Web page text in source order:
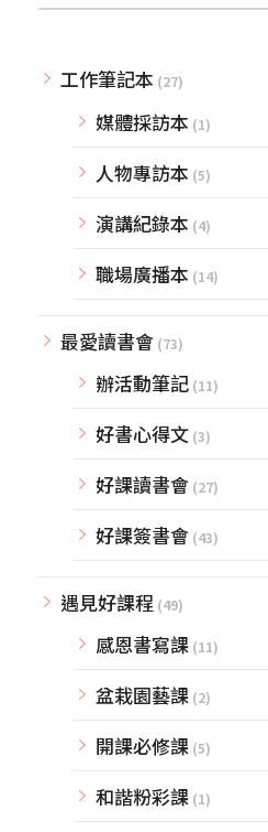
工作筆記本 (27)
媒體採訪本 (1)
人物專訪本 (5)
演講紀錄本 (4)
職場廣播本 (14)
最愛讀書會 (73)
辦活動筆記 (11)
好書心得文 (3)
好課讀書會 (27)
好課簽書會 (43)
遇見好課程 (49)
感恩書寫課 (11)
盆栽園藝課 (2)
開課必修課 (5)
和諧粉彩課 (1)